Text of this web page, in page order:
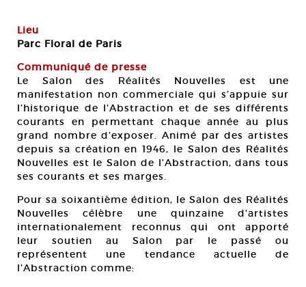
Lieu
Parc Floral de Paris
Communiqué de presse
Le Salon des Réalités Nouvelles est une
manifestation non commerciale qui s’appuie sur
l’historique de l’Abstraction et de ses différents
courants en permettant chaque année au plus
grand nombre d’exposer. Animé par des artistes
depuis sa création en 1946, le Salon des Réalités
Nouvelles est le Salon de l’Abstraction, dans tous
ses courants et ses marges.
Pour sa soixantième édition, le Salon des Réalités
Nouvelles célèbre une quinzaine d’artistes
internationalement reconnus qui ont apporté
leur soutien au Salon par le passé ou
représentent une tendance actuelle de
l’Abstraction comme: